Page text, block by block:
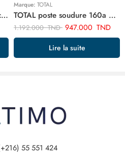
TOTAL compresseur d’air 2 cylindre TTAC2506
Marque: TOTAL
TOTAL poste soudure 160a 4.0 tig mma onduleur TIG1601
1.192.000TND 947.000 TND
Lire la suite
55 551 424